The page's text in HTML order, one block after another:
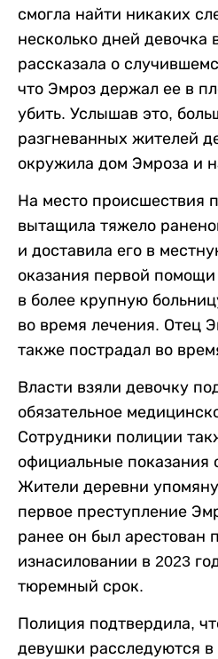
смогла найти никаких
несколько дней девочка
рассказала о
что Эмроз держал ее в
убить. Услышав это,
разгневанных жителей
окружила дом Эмроза и
На место происшествия
вытащила тяжело
и доставила его в
оказания первой
в более крупную
во время лечения. Отец
также пострадал во
Власти взяли девочку
обязательное
Сотрудники полиции
официальные показания
Жители деревни
первое преступление
ранее он был арестован
изнасиловании в 2023
тюремный срок.
Полиция подтвердила,
девушки расследуются